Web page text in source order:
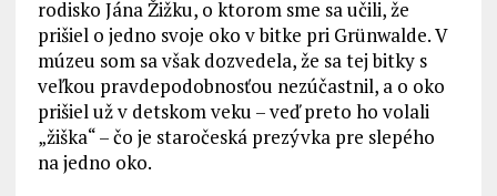
rodisko Jána Žižku, o ktorom sme sa učili, že
prišiel o jedno svoje oko v bitke pri Grünwalde. V
múzeu som sa však dozvedela, že sa tej bitky s
veľkou pravdepodobnosťou nezúčastnil, a o oko
prišiel už v detskom veku – veď preto ho volali
„žiška“ – čo je staročeská prezývka pre slepého
na jedno oko.